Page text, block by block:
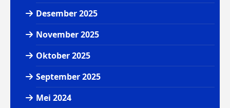
Desember 2025
November 2025
Oktober 2025
September 2025
Mei 2024